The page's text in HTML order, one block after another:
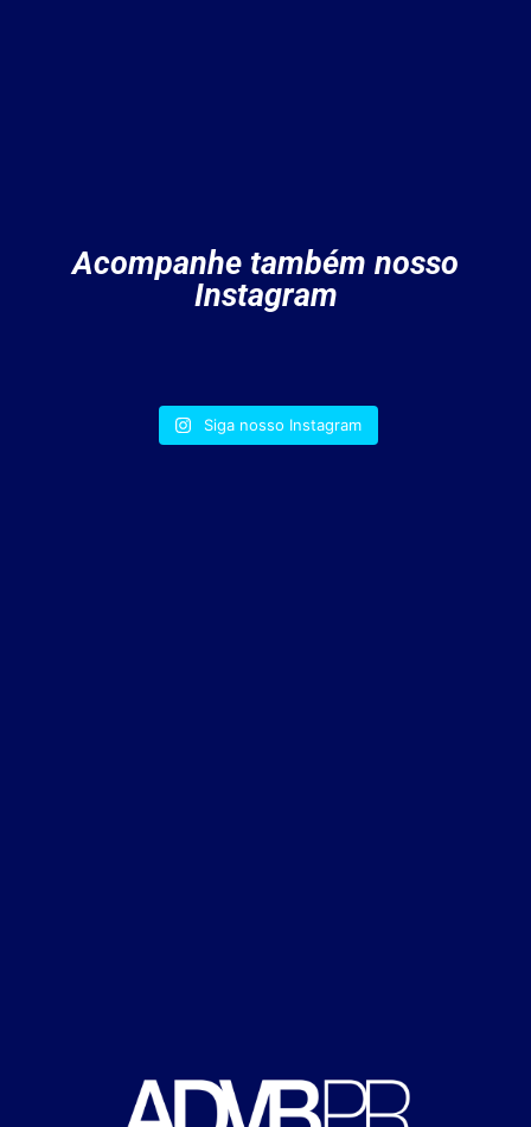
Acompanhe também nosso
Instagram
Siga nosso Instagram